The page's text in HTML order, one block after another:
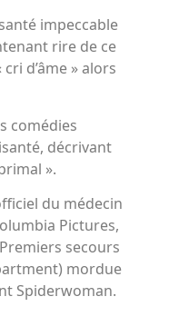
impeccable
rire de ce
d’âme » alors
comédies
décrivant
».
du médecin
Pictures,
secours
mordue
Spiderwoman.